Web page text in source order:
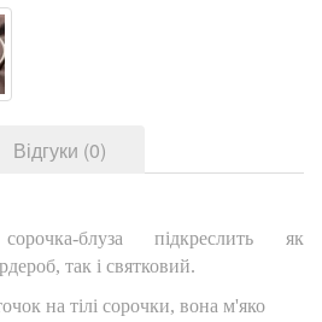
Відгуки (0)
блуза підкреслить як
так і святковий.
на тілі сорочки, вона м'яко